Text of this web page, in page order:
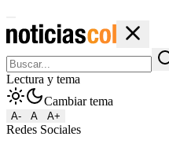
Lectura y tema
Cambiar tema
A- A A+
Redes Sociales